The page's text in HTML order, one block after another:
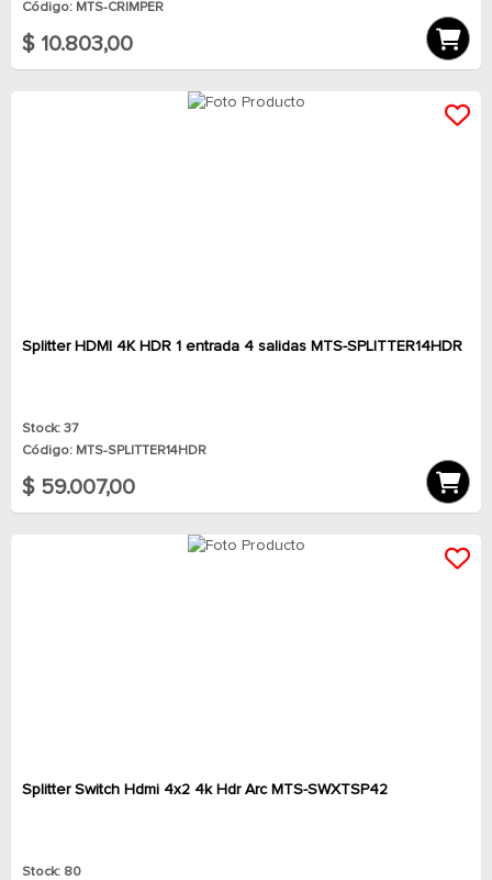
Código: MTS-CRIMPER
$ 10.803,00
Splitter HDMI 4K HDR 1 entrada 4 salidas MTS-SPLITTER14HDR
Stock: 37
Código: MTS-SPLITTER14HDR
$ 59.007,00
Splitter Switch Hdmi 4x2 4k Hdr Arc MTS-SWXTSP42
Stock: 80